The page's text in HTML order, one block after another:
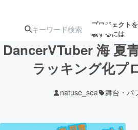
プロジェクト
載するには
ターン
注目の新着プロ
ジェクト
ロ
DancerVTuber 海 夏
ラッキング化プ
natuse_sea 舞台・パ